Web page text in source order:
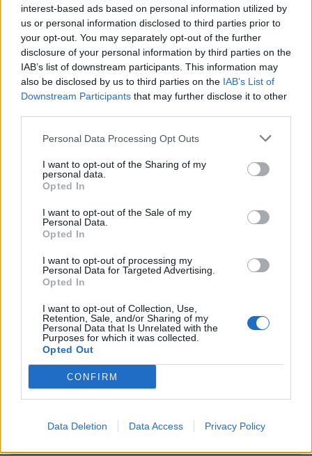
interest-based ads based on personal information utilized by
us or personal information disclosed to third parties prior to
your opt-out. You may separately opt-out of the further
disclosure of your personal information by third parties on the
IAB’s list of downstream participants. This information may
also be disclosed by us to third parties on the IAB’s List of
Downstream Participants that may further disclose it to other
Personal Data Processing Opt Outs
I want to opt-out of the Sharing of my
personal data.
Opted In
I want to opt-out of the Sale of my
Personal Data.
Opted In
I want to opt-out of processing my
Personal Data for Targeted Advertising.
Opted In
I want to opt-out of Collection, Use,
Retention, Sale, and/or Sharing of my
Personal Data that Is Unrelated with the
Purposes for which it was collected.
Opted Out
CONFIRM
Data Deletion Data Access Privacy Policy
Az orosz közösségi médiában a hivatalos csatornák szokás
szerint elkenik a ru területén történt támadásokat, az
exporttilalmat "technikai átállással" magyarázzák. Az orosz
felhasználók viszont ukrán háború helyett belső háborút
emlegetnek, mert látják, hogy napi szinten robban fel valami a
saját országukban, dollárt jóformán csak feketepiacon tudnak
venni (már 140-150-es szinteket írnak), és kezd erősödni az
háttérfolyamatok alakulása nagyon fontos, mert a központi
területszerző háborúnál sokkal fontosabb.
pogacsa
Találat érte az Uralchem Berezniki-i gyárát.
66 67 68
TOPIK GAZDA
totoro